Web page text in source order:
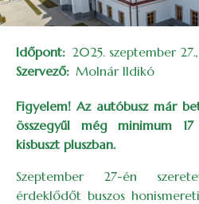
Időpont
2025. szeptember
Szervező Molnár Ildikó
Figyelem! Az autóbusz már
összegyűl még minimum
kisbuszt pluszban.
Szeptember 27-én
érdeklődőt buszos